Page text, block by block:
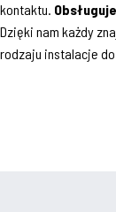
kontaktu.
Dzięki nam każdy
rodzaju instalacje